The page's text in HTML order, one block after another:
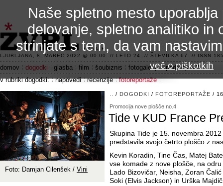
3.2 alfa R
LJUBLJANA, 8. MAREC 2022 @ 00:00 :// LETO 24 :// ŠTEVILKA 67 :// ISSN
domov dogodki glasba film šoubiznis fotogalerije
področje 42
v rubriki dogodki:
napovedi recenzije fotoreportaže
/ DOGODKI / FOTOREPORTAŽE /
Promocija nove plošče no.4
Tide v KUD France
Skupina Tide je 15. novembra
predstavila svojo četrto ploščo z
Kevin Koradin, Tine Čas, Matej
vse komade z nove plošče, na
Lado Bizovičar, Neisha, Zoran
Soki (Elvis Jackson) in Urška
Foto: Damjan Cilenšek / Vini
Naše spletno mesto
delovanje, spletno analitiko in
strinjate s tem, da vam
več o piškotkih